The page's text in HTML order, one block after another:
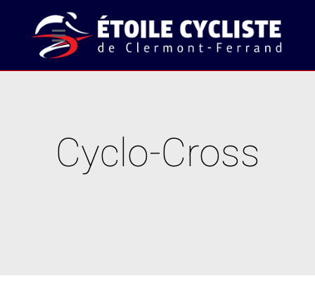
Cyclo-Cross